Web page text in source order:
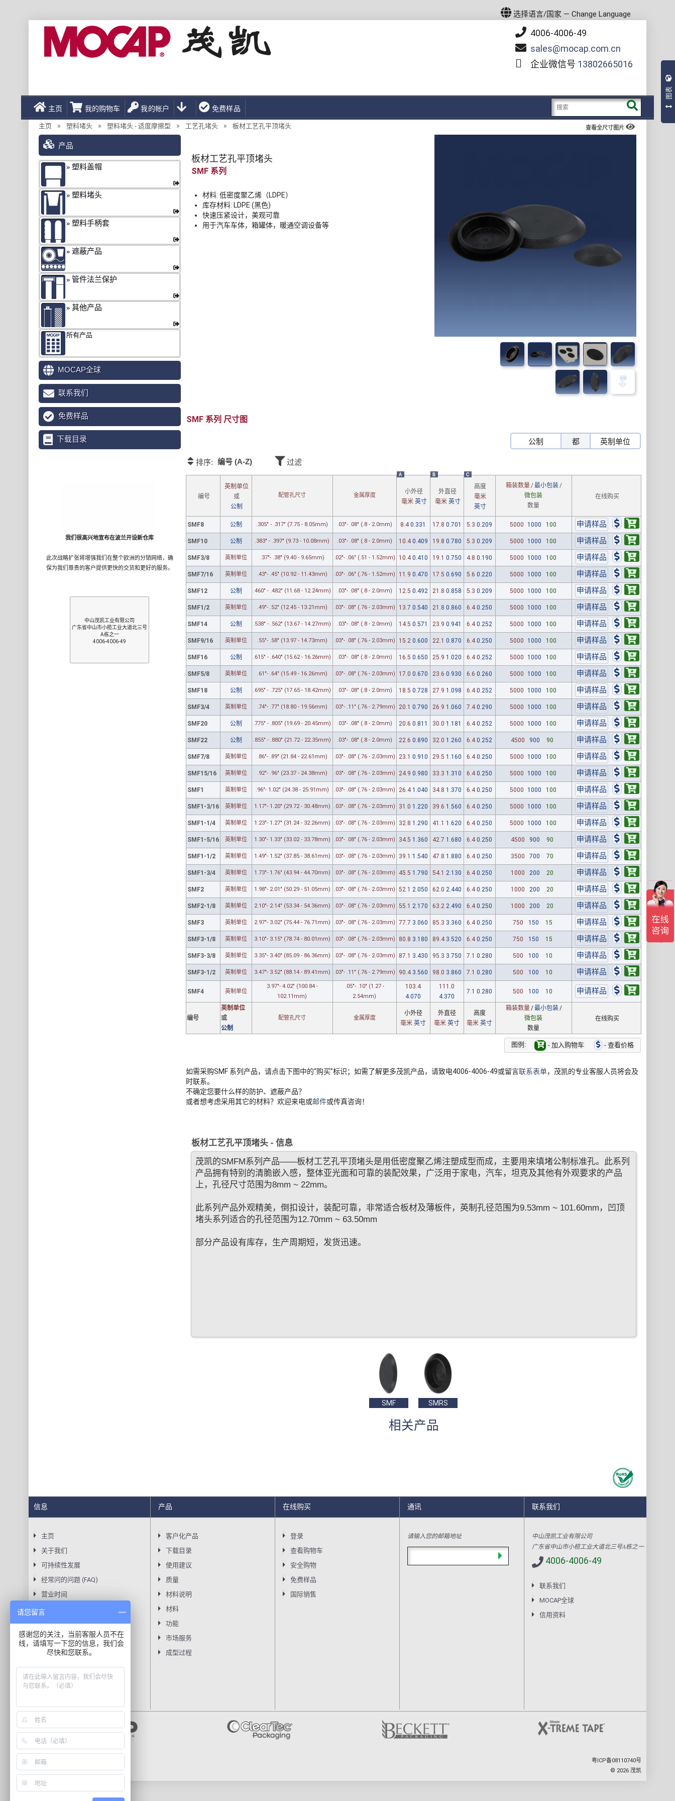
选择语言/国家 — Change Language
4006-4006-49
sales
mocap.com.cn
企业微信号 13802665016
主页 我的购物车 我的帐户 免费样品
主页 » 塑料堵头 » 塑料堵头 - 适度摩擦型 » 工艺孔堵头 » 板材工艺孔平顶堵头
板材工艺孔平顶堵头
SMF
查看全尺寸图片
材料: 低密度聚乙烯（LDPE）
库存材料: LDPE (黑色)
快速压紧设计，美观可靠
用于汽车车体，箱罐体，暖通空调设备等
SMF 尺寸图
公制 都 英制单位
排序: 编号 (A-Z) 过滤
编号
英制单位
或
公制
配管孔尺寸 金属厚度
A
小外径
毫米 英寸
B
外直径
毫米 英寸
C
高度
毫米
英寸
箱装数量/最小包装/
微包装
数量
在线购买
SMF8 公制 .305" - .317" (7.75 - 8.05mm) .03"- .08" (.8 - 2.0mm) 8.4 0.331 17.8 0.701 5.3 0.209 5000 1000 100
SMF10 公制 .383" - .397" (9.73 - 10.08mm) .03"- .08" (.8 - 2.0mm) 10.4 0.409 19.8 0.780 5.3 0.209 5000 1000 100
SMF3/8 英制单位 .37"- .38" (9.40 - 9.65mm) .02"- .06" (.51 - 1.52mm) 10.4 0.410 19.1 0.750 4.8 0.190 5000 1000 100
SMF7/16 英制单位 .43"- .45" (10.92 - 11.43mm) .03"- .06" (.76 - 1.52mm) 11.9 0.470 17.5 0.690 5.6 0.220 5000 1000 100
SMF12 公制 .460" - .482" (11.68 - 12.24mm) .03"- .08" (.8 - 2.0mm) 12.5 0.492 21.8 0.858 5.3 0.209 5000 1000 100
SMF1/2 英制单位 .49"- .52" (12.45 - 13.21mm) .03"- .08" (.76 - 2.03mm) 13.7 0.540 21.8 0.860 6.4 0.250 5000 1000 100
SMF14 公制 .538" - .562" (13.67 - 14.27mm) .03"- .08" (.8 - 2.0mm) 14.5 0.571 23.9 0.941 6.4 0.252 5000 1000 100
SMF9/16 英制单位 .55"- .58" (13.97 - 14.73mm) .03"- .08" (.76 - 2.03mm) 15.2 0.600 22.1 0.870 6.4 0.250 5000 1000 100
SMF16 公制 .615" - .640" (15.62 - 16.26mm) .03"- .08" (.8 - 2.0mm) 16.5 0.650 25.9 1.020 6.4 0.252 5000 1000 100
SMF5/8 英制单位 .61"- .64" (15.49 - 16.26mm) .03"- .08" (.76 - 2.03mm) 17.0 0.670 23.6 0.930 6.6 0.260 5000 1000 100
SMF18 公制 .695" - .725" (17.65 - 18.42mm) .03"- .08" (.8 - 2.0mm) 18.5 0.728 27.9 1.098 6.4 0.252 5000 1000 100
SMF3/4 英制单位 .74"- .77" (18.80 - 19.56mm) .03"- .11" (.76 - 2.79mm) 20.1 0.790 26.9 1.060 7.4 0.290 5000 1000 100
SMF20 公制 .775" - .805" (19.69 - 20.45mm) .03"- .08" (.8 - 2.0mm) 20.6 0.811 30.0 1.181 6.4 0.252 5000 1000 100
SMF22 公制 .855" - .880" (21.72 - 22.35mm) .03"- .08" (.8 - 2.0mm) 22.6 0.890 32.0 1.260 6.4 0.252 4500 900 90
SMF7/8 英制单位 .86"- .89" (21.84 - 22.61mm) .03"- .08" (.76 - 2.03mm) 23.1 0.910 29.5 1.160 6.4 0.250 5000 1000 100
SMF15/16 英制单位 .92"- .96" (23.37 - 24.38mm) .03"- .08" (.76 - 2.03mm) 24.9 0.980 33.3 1.310 6.4 0.250 5000 1000 100
SMF1 英制单位 .96"- 1.02" (24.38 - 25.91mm) .03"- .08" (.76 - 2.03mm) 26.4 1.040 34.8 1.370 6.4 0.250 5000 1000 100
SMF1-3/16 英制单位 1.17"- 1.20" (29.72 - 30.48mm) .03"- .08" (.76 - 2.03mm) 31.0 1.220 39.6 1.560 6.4 0.250 5000 1000 100
SMF1-1/4 英制单位 1.23"- 1.27" (31.24 - 32.26mm) .03"- .08" (.76 - 2.03mm) 32.8 1.290 41.1 1.620 6.4 0.250 5000 1000 100
SMF1-5/16 英制单位 1.30"- 1.33" (33.02 - 33.78mm) .03"- .08" (.76 - 2.03mm) 34.5 1.360 42.7 1.680 6.4 0.250 4500 900 90
SMF1-1/2 英制单位 1.49"- 1.52" (37.85 - 38.61mm) .03"- .08" (.76 - 2.03mm) 39.1 1.540 47.8 1.880 6.4 0.250 3500 700 70
SMF1-3/4 英制单位 1.73"- 1.76" (43.94 - 44.70mm) .03"- .08" (.76 - 2.03mm) 45.5 1.790 54.1 2.130 6.4 0.250 1000 200 20
SMF2 英制单位 1.98"- 2.01" (50.29 - 51.05mm) .03"- .08" (.76 - 2.03mm) 52.1 2.050 62.0 2.440 6.4 0.250 1000 200 20
SMF2-1/8 英制单位 2.10"- 2.14" (53.34 - 54.36mm) .03"- .08" (.76 - 2.03mm) 55.1 2.170 63.2 2.490 6.4 0.250 1000 200 20
SMF3 英制单位 2.97"- 3.02" (75.44 - 76.71mm) .03"- .08" (.76 - 2.03mm) 77.7 3.060 85.3 3.360 6.4 0.250 750 150 15
SMF3-1/8 英制单位 3.10"- 3.15" (78.74 - 80.01mm) .03"- .08" (.76 - 2.03mm) 80.8 3.180 89.4 3.520 6.4 0.250 750 150 15
SMF3-3/8 英制单位 3.35"- 3.40" (85.09 - 86.36mm) .03"- .08" (.76 - 2.03mm) 87.1 3.430 95.3 3.750 7.1 0.280 500 100 10
SMF3-1/2 英制单位 3.47"- 3.52" (88.14 - 89.41mm) .03"- .11" (.76 - 2.79mm) 90.4 3.560 98.0 3.860 7.1 0.280 500 100 10
SMF4 英制单位
3.97"- 4.02" (100.84 -
102.11mm)
.05"- .10" (1.27 -
2.54mm)
103.4
4.070
111.0
4.370
7.1 0.280 500 100 10
编号
英制单位
或
公制
配管孔尺寸 金属厚度
小外径
毫米 英寸
外直径
毫米 英寸
高度
毫米 英寸
箱装数量/最小包装/
微包装
数量
在线购买
图例: - 加入购物车 - 查看价格
如需采购SMF 系列产品，请点击下图中的“购买”标识；如需了解更多茂凯产品，请致电4006-4006-49或留言联系表单，茂凯的专业客服人员将会及
时联系。
不确定您要什么样的防护、遮蔽产品？
或者想考虑采用其它的材料？欢迎来电或邮件或传真咨询！
板材工艺孔平顶堵头 - 信息
茂凯的SMFM系列产品——板材工艺孔平顶堵头是用低密度聚乙烯注塑成型而成，主要用来填堵公制标准孔。此系列
产品拥有特别的清脆嵌入感，整体亚光面和可靠的装配效果，广泛用于家电，汽车，坦克及其他有外观要求的产品
上，孔径尺寸范围为8mm ~ 22mm。
此系列产品外观精美，倒扣设计，装配可靠，非常适合板材及薄板件，英制孔径范围为9.53mm ~ 101.60mm，凹顶
堵头系列适合的孔径范围为12.70mm ~ 63.50mm
部分产品设有库存，生产周期短，发货迅速。
SMF SMRS
相关产品
产品
塑料盖帽
塑料堵头
塑料手柄套
遮蔽产品
管件法兰保护
其他产品
所有产品
MOCAP全球
联系我们
免费样品
下载目录
我们很高兴地宣布在波兰开设新仓库
此次战略扩张将增强我们在整个欧洲的分销网络，确
保为我们尊贵的客户提供更快的交货和更好的服务。
中山茂凯工业有限公司
广东省中山市小榄工业大道北三号
A栋之一
4006-4006-49
信息
主页
关于我们
可持续性发展
经常问的问题 (FAQ)
营业时间
CAREERS (USA)
隐私声明
条款
产品
客户化产品
下载目录
使用建议
质量
材料说明
材料
功能
市场服务
成型过程
在线购买
登录
查看购物车
安全购物
免费样品
国际销售
通讯
请输入您的邮箱地址
联系我们
中山茂凯工业有限公司
广东省中山市小榄工业大道北三号A栋之一
4006-4006-49
联系我们
MOCAP全球
信用资料
粤ICP备08110740号
© 2026 茂凯
图表
请您留言
感谢您的关注，当前客服人员不在
线，请填写一下您的信息，我们会
尽快和您联系。